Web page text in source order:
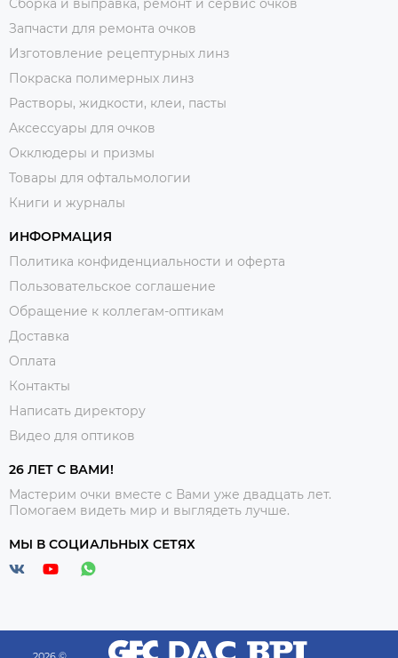
Сборка и выправка, ремонт и сервис очков
Запчасти для ремонта очков
Изготовление рецептурных линз
Покраска полимерных линз
Растворы, жидкости, клеи, пасты
Аксессуары для очков
Окклюдеры и призмы
Товары для офтальмологии
Книги и журналы
ИНФОРМАЦИЯ
Политика конфиденциальности и оферта
Пользовательское соглашение
Обращение к коллегам-оптикам
Доставка
Оплата
Контакты
Написать директору
Видео для оптиков
26 ЛЕТ С ВАМИ!
Мастерим очки вместе с Вами уже двадцать лет.
Помогаем видеть мир и выглядеть лучше.
МЫ В СОЦИАЛЬНЫХ СЕТЯХ